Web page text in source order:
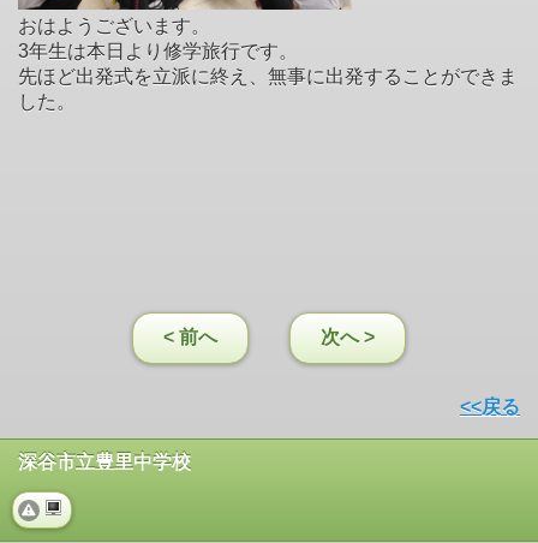
おはようございます。
3年生は本日より修学旅行です。
先ほど出発式を立派に終え、無事に出発することができま
した。
< 前へ 次へ >
<<戻る
深谷市立豊里中学校